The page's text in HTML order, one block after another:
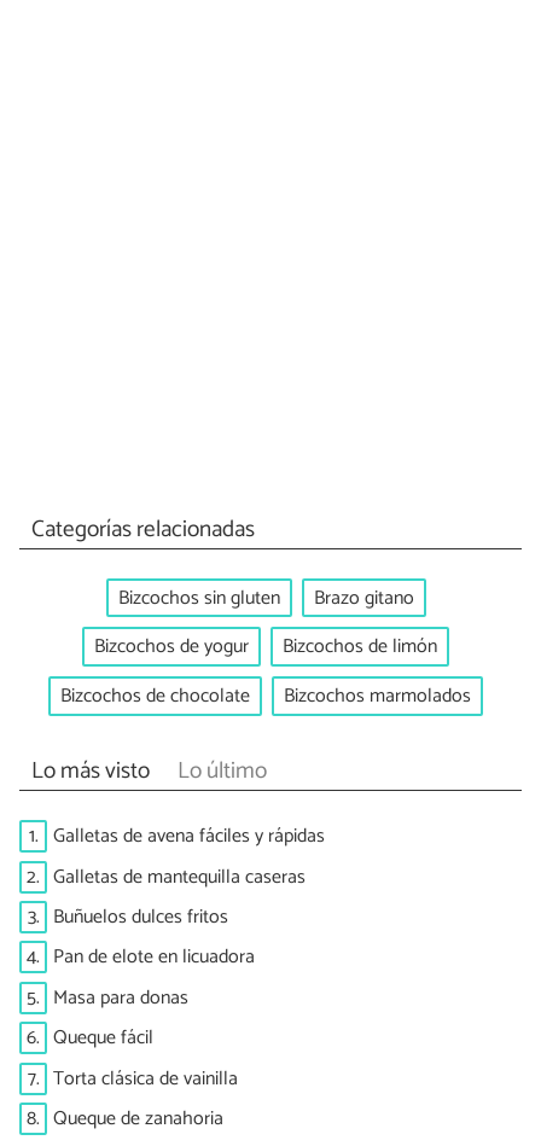
Categorías relacionadas
Bizcochos sin gluten
Brazo gitano
Bizcochos de yogur
Bizcochos de limón
Bizcochos de chocolate
Bizcochos marmolados
Lo más visto Lo último
1. Galletas de avena fáciles y rápidas
2. Galletas de mantequilla caseras
3. Buñuelos dulces fritos
4. Pan de elote en licuadora
5. Masa para donas
6. Queque fácil
7. Torta clásica de vainilla
8. Queque de zanahoria